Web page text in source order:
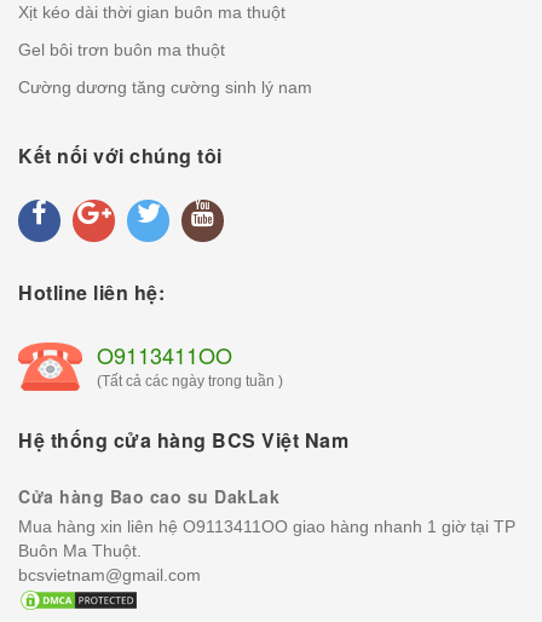
Xịt kéo dài thời gian buôn ma thuột
Gel bôi trơn buôn ma thuột
Cường dương tăng cường sinh lý nam
Kết nối với chúng tôi
Hotline liên hệ:
O9113411OO
(Tất cả các ngày trong tuần )
Hệ thống cửa hàng BCS Việt Nam
Cửa hàng Bao cao su DakLak
Mua hàng xin liên hệ O9113411OO giao hàng nhanh 1 giờ tại TP
Buôn Ma Thuột.
bcsvietnam@gmail.com